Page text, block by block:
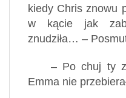
kiedy Chris znowu
w kącie jak
znudziła… –
– Po chuj ty
Emma nie